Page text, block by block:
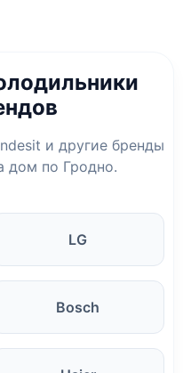
и другие бренды
дом по Гродно.
LG
Bosch